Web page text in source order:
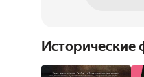
Исторические